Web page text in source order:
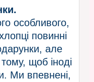
особливого,
повинні
але
щоб іноді
Ми впевнені,